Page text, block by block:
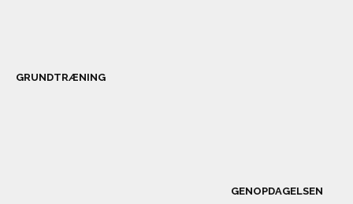
GRUNDTRÆNING
GENOPDAGELSEN